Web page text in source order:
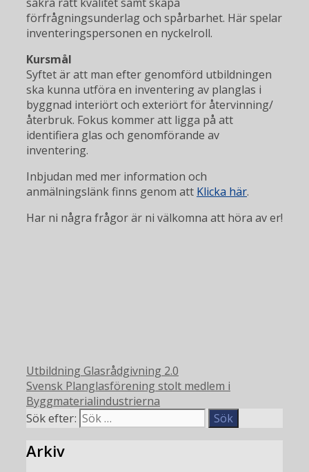
förfrågningsunderlag och spårbarhet. Här spelar
inventeringspersonen en nyckelroll.
Kursmål
Syftet är att man efter genomförd utbildningen
ska kunna utföra en inventering av planglas i
byggnad interiört och exteriört för återvinning/
återbruk. Fokus kommer att ligga på att
identifiera glas och genomförande av
inventering.
Inbjudan med mer information och
anmälningslänk finns genom att Klicka här.
Har ni några frågor är ni välkomna att höra av er!
Utbildning Glasrådgivning 2.0
Svensk Planglasförening stolt medlem i
Byggmaterialindustrierna
Sök efter:
Arkiv